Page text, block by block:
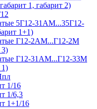
1, габарит 2)
5Г12-31АМ...35Г12-
1+1)
Г12-2АМ...Г12-2М
Г12-31АМ...Г12-33М
1/16
1/6,3
1+1/16